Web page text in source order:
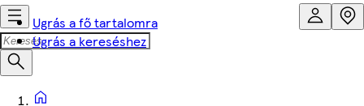
Ugrás a fő tartalomra
Ugrás a kereséshez